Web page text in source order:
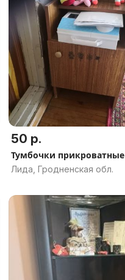
50 р.
Тумбочки прикроватные
Лида, Гродненская обл.